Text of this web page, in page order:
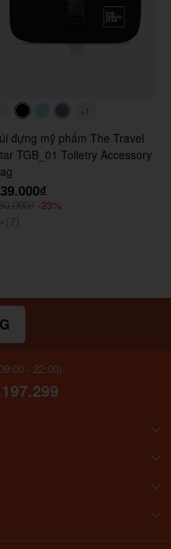
#faf0e6#000000#ADD8E6
+1
đựng mỹ phẩm The Travel
TGB_01 Toiletry Accessory
-23%
⭑ (7)
- 22:00)